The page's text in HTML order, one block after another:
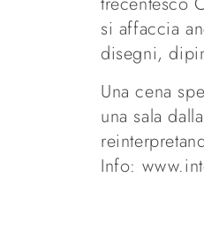
si affaccia
disegni,
Una cena
una sala
Info: